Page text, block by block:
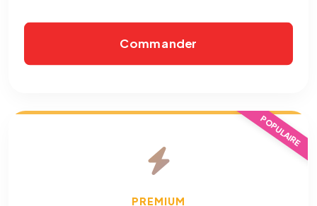
Commander
POPULAIRE
PREMIUM
TOUJOURS ACTIF
Nécessaires au fonctionnement du site : session, sécurité,
mémorisation de vos choix de consentement. Ils ne